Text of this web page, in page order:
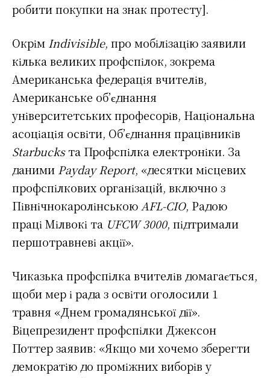
робити покупки на знак протесту].
Окрім Indivisible, про мобілізацію заявили
кілька великих профспілок, зокрема
Американська федерація вчителів,
Американське об’єднання
університетських професорів, Національна
асоціація освіти, Об’єднання працівників
Starbucksта Профспілка електроніки. За
даними Payday Report, «десятки місцевих
профспілкових організацій, включно з
ПівнічнокаролінськоюAFL-CIO, Радою
праці Мілвокі та UFCW 3000, підтримали
першотравневі акції».
Чиказька профспілка вчителів домагається,
щоби мер і рада з освіти оголосили 1
травня «Днем громадянської дії».
Віцепрезидент профспілки Джексон
Поттер заявив: «Якщо ми хочемо зберегти
демократію до проміжних виборів у